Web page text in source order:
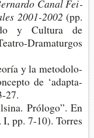
Canal Fei­
2001-2002 (pp.
y Cul­tu­ra de
​Dramaturgos
y la meto­do­lo­
de ‘adap­ta­
27.
Pró­lo­go”. En
pp. 7-10). Torres